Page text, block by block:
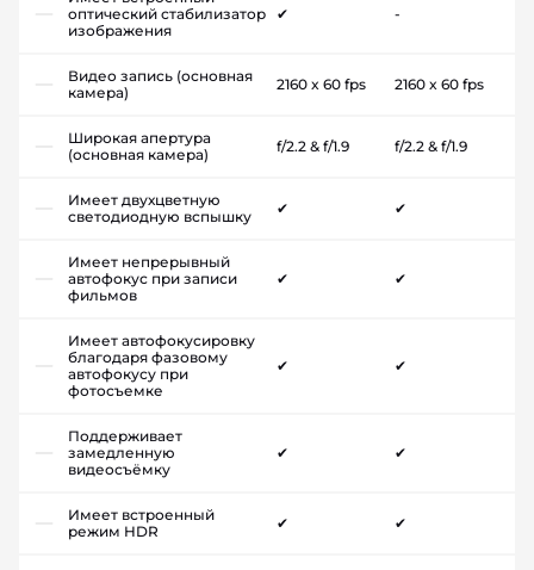
оптический стабилизатор
изображения
✔ -
Видео запись (основная
камера)
2160 x 60 fps 2160 x 60 fps
Широкая апертура
(основная камера)
f/2.2 & f/1.9 f/2.2 & f/1.9
Имеет двухцветную
светодиодную вспышку
✔ ✔
Имеет непрерывный
автофокус при записи
фильмов
✔ ✔
Имеет автофокусировку
благодаря фазовому
автофокусу при
фотосъемке
✔ ✔
Поддерживает
замедленную
видеосъёмку
✔ ✔
Имеет встроенный
режим HDR
✔ ✔